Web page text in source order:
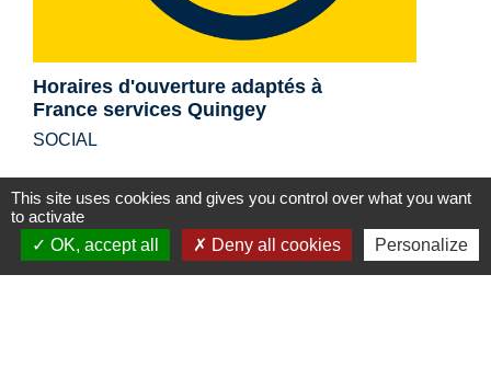
Horaires d'ouverture adaptés à
France services Quingey
SOCIAL
This site uses cookies and gives you control over what you want
to activate
OK, accept all
Deny all cookies Personalize